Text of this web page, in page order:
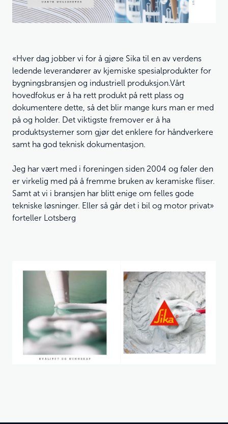
«Hver dag jobber vi for å gjøre Sika til en av verdens
ledende leverandører av kjemiske spesialprodukter for
bygningsbransjen og industriell produksjon.Vårt
hovedfokus er å ha rett produkt på rett plass og
dokumentere dette, så det blir mange kurs man er med
på og holder. Det viktigste fremover er å ha
produktsystemer som gjør det enklere for håndverkere
samt ha god teknisk dokumentasjon.
Jeg har vært med i foreningen siden 2004 og føler den
er virkelig med på å fremme bruken av keramiske fliser.
Samt at vi i bransjen har blitt enige om felles gode
tekniske løsninger. Eller så går det i bil og motor privat»
forteller Lotsberg